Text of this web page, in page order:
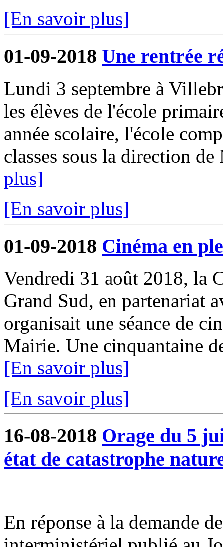
[En savoir plus]
01-09-2018 Une rentrée
Lundi 3 septembre à
les élèves de l'école
année scolaire, l'école
classes sous la direction
plus]
[En savoir plus]
01-09-2018 Cinéma en
Vendredi 31 août 2018, la
Grand Sud, en partenariat
organisait une séance de
Mairie. Une cinquantaine
[En savoir plus]
[En savoir plus]
16-08-2018 Orage du 5
état de catastrophe
En réponse à la demande